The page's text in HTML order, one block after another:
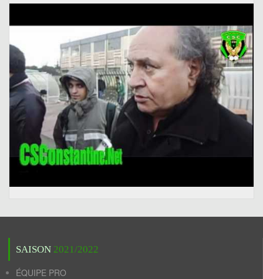
SAISON 2021/2022
ÉQUIPE PRO